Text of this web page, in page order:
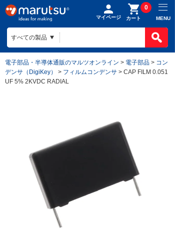
マイページ カート
0
MENU
電子部品・半導体通販のマルツオンライン > 電子部品 > コン
デンサ（DigiKey）
> フィルムコンデンサ > CAP FILM 0.051
UF 5% 2KVDC RADIAL